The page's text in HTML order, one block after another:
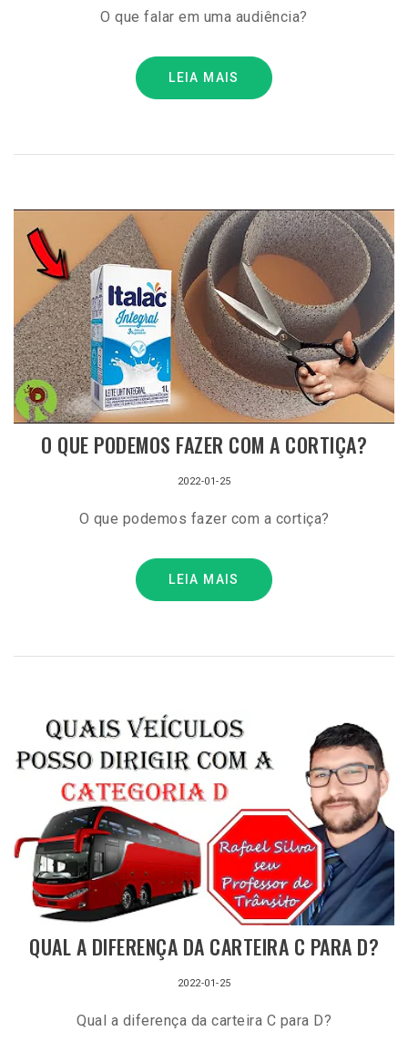
O que falar em uma audiência?
LEIA MAIS
O QUE PODEMOS FAZER COM A CORTIÇA?
2022-01-25
O que podemos fazer com a cortiça?
LEIA MAIS
QUAL A DIFERENÇA DA CARTEIRA C PARA D?
2022-01-25
Qual a diferença da carteira C para D?